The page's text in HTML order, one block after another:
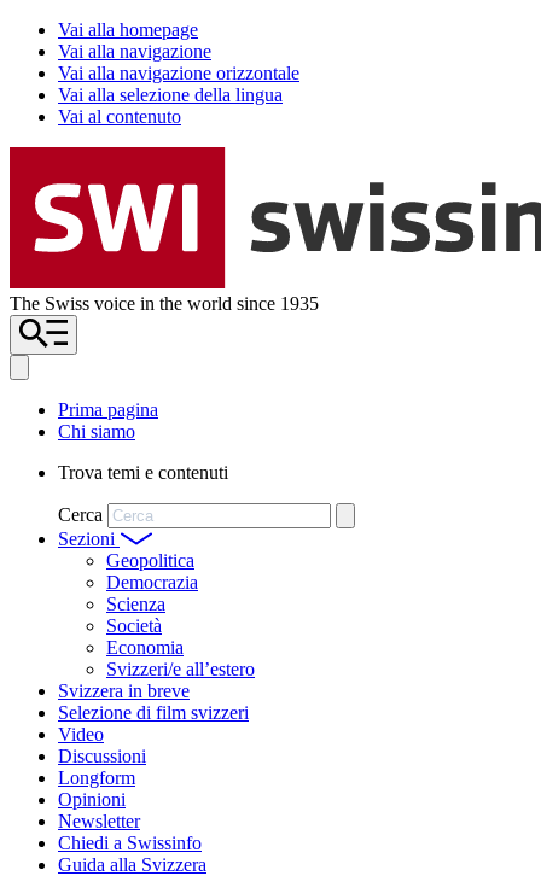
Vai alla homepage
Vai alla navigazione
Vai alla navigazione orizzontale
Vai alla selezione della lingua
Vai al contenuto
The Swiss voice in the world since 1935
Prima pagina
Chi siamo
Trova temi e contenuti
Cerca
Sezioni
Geopolitica
Democrazia
Scienza
Società
Economia
Svizzeri/e all’estero
Svizzera in breve
Selezione di film svizzeri
Video
Discussioni
Longform
Opinioni
Newsletter
Chiedi a Swissinfo
Guida alla Svizzera